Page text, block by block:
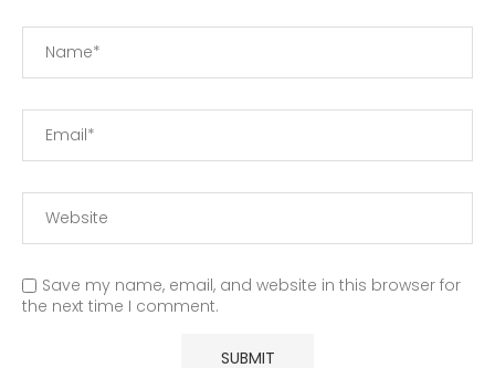
Save my name, email, and website in this browser for
the next time I comment.